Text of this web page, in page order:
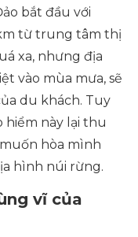
bắt đầu với
từ trung tâm thị
xa, nhưng địa
vào mùa mưa, sẽ
du khách. Tuy
hiểm này lại thu
hòa mình
hình núi rừng.
vĩ của